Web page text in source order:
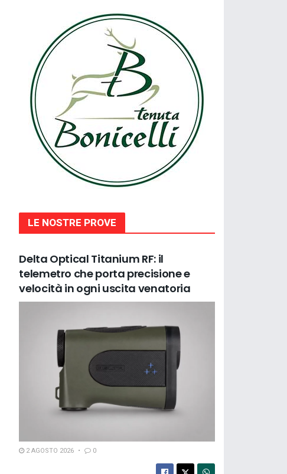
LE NOSTRE PROVE
Delta Optical Titanium RF: il
telemetro che porta precisione e
velocità in ogni uscita venatoria
2 AGOSTO 2026 0